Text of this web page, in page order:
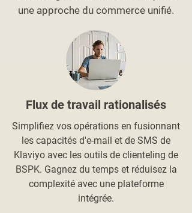
une approche du commerce unifié.
Flux de travail rationalisés
Simplifiez vos opérations en fusionnant
les capacités d'e-mail et de SMS de
Klaviyo avec les outils de clienteling de
BSPK. Gagnez du temps et réduisez la
complexité avec une plateforme
intégrée.